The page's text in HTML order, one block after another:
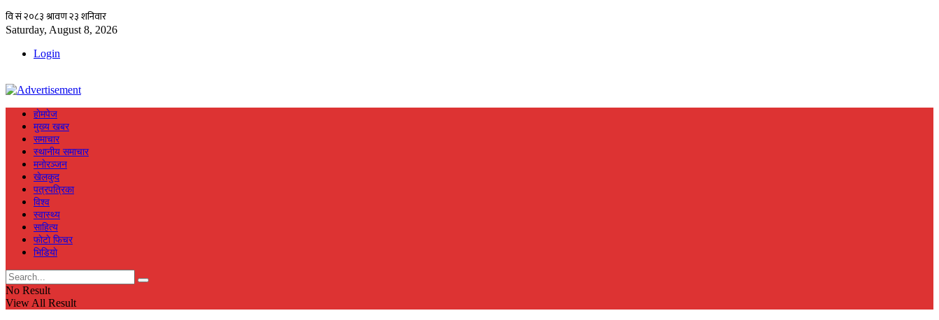
Saturday, August 8, 2026
Login
हाेमपेज
मुख्य खबर
समाचार
स्थानीय समाचार
मनाेरञ्जन
खेलकुद
पत्रपत्रिका
विश्व
स्वास्थ्य
साहित्य
फाेटाे फिचर
भिडियाे
No Result
View All Result